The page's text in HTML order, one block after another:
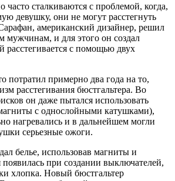
сталкиваются с проблемой, когда,
девушку, они не могут расстегнуть
американский дизайнер, решил
мужчинам, и для этого он создал
расстегивается с помощью двух
потратил примерно два года на то,
расстегивания бюстгальтера. Во
он даже пытался использовать
с однослойными катушками),
нагревались и в дальнейшем могли
серьезные ожоги.
белье, использовав магниты и
при создании выключателей,
хлопка. Новый бюстгальтер